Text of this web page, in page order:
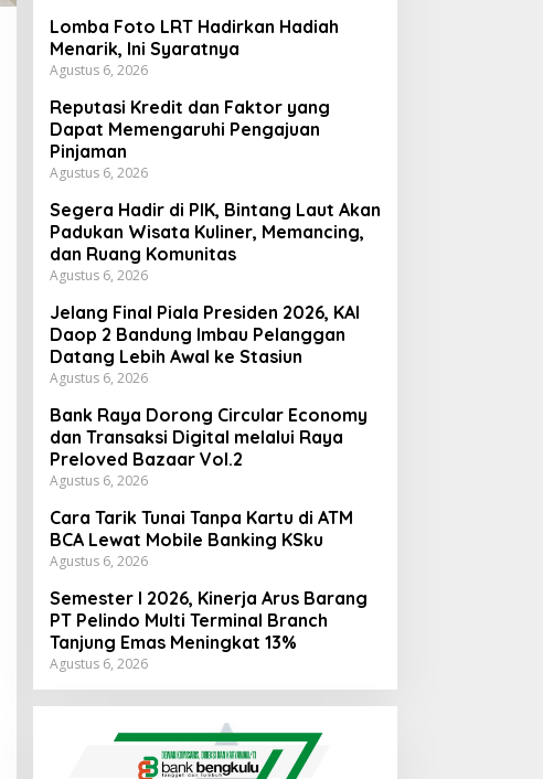
Lomba Foto LRT Hadirkan Hadiah
Menarik, Ini Syaratnya
Agustus 6, 2026
Reputasi Kredit dan Faktor yang
Dapat Memengaruhi Pengajuan
Pinjaman
Agustus 6, 2026
Segera Hadir di PIK, Bintang Laut Akan
Padukan Wisata Kuliner, Memancing,
dan Ruang Komunitas
Agustus 6, 2026
Jelang Final Piala Presiden 2026, KAI
Daop 2 Bandung Imbau Pelanggan
Datang Lebih Awal ke Stasiun
Agustus 6, 2026
Bank Raya Dorong Circular Economy
dan Transaksi Digital melalui Raya
Preloved Bazaar Vol.2
Agustus 6, 2026
Cara Tarik Tunai Tanpa Kartu di ATM
BCA Lewat Mobile Banking KSku
Agustus 6, 2026
Semester I 2026, Kinerja Arus Barang
PT Pelindo Multi Terminal Branch
Tanjung Emas Meningkat 13%
Agustus 6, 2026